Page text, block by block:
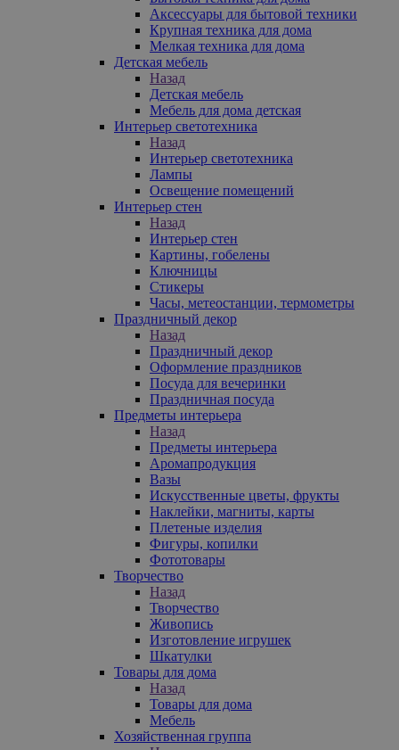
Аксессуары для бытовой техники
Крупная техника для дома
Мелкая техника для дома
Детская мебель
Назад
Детская мебель
Мебель для дома детская
Интерьер светотехника
Назад
Интерьер светотехника
Лампы
Освещение помещений
Интерьер стен
Назад
Интерьер стен
Картины, гобелены
Ключницы
Стикеры
Часы, метеостанции, термометры
Праздничный декор
Назад
Праздничный декор
Оформление праздников
Посуда для вечеринки
Праздничная посуда
Предметы интерьера
Назад
Предметы интерьера
Аромапродукция
Вазы
Искусственные цветы, фрукты
Наклейки, магниты, карты
Плетеные изделия
Фигуры, копилки
Фототовары
Творчество
Назад
Творчество
Живопись
Изготовление игрушек
Шкатулки
Товары для дома
Назад
Товары для дома
Мебель
Хозяйственная группа